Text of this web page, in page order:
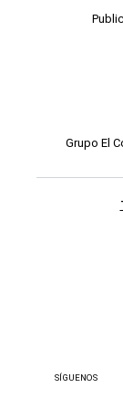
Grupo El
SÍGUENOS